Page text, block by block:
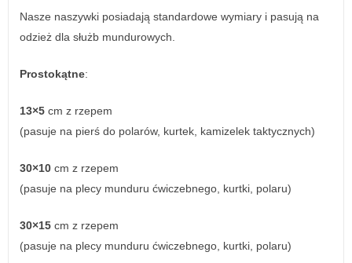
Nasze naszywki posiadają standardowe wymiary i pasują na
odzież dla służb mundurowych.
Prostokątne:
13×5 cm z rzepem
(pasuje na pierś do polarów, kurtek, kamizelek taktycznych)
30×10 cm z rzepem
(pasuje na plecy munduru ćwiczebnego, kurtki, polaru)
30×15 cm z rzepem
(pasuje na plecy munduru ćwiczebnego, kurtki, polaru)